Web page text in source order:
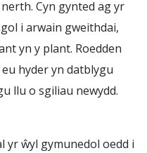
Cyn gynted ag yr
i arwain gweithdai,
yn y plant. Roedden
hyder yn datblygu
llu o sgiliau newydd.
yr ŵyl gymunedol oedd i